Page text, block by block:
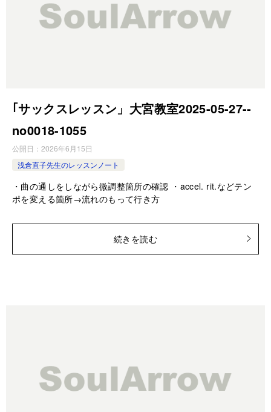
｢サックスレッスン」大宮教室2025-05-27-­
no0018-­1055
公開日： 2026年6月15日
浅倉直子先生のレッスンノート
・曲の通しをしながら微調整箇所の確認 ・accel. rit.などテン
ポを変える箇所→流れのもって行き方
続きを読む